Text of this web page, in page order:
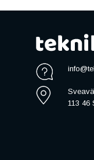
113 46